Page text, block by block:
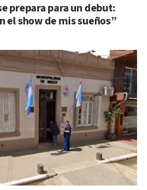
prepara para un debut:
el show de mis sueños”